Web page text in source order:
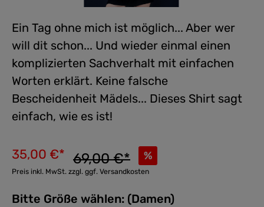
Ein Tag ohne mich ist möglich... Aber wer
will dit schon... Und wieder einmal einen
komplizierten Sachverhalt mit einfachen
Worten erklärt. Keine falsche
Bescheidenheit Mädels... Dieses Shirt sagt
einfach, wie es ist!
35,00 €* %
69,00 €*
Preis inkl. MwSt. zzgl. ggf. Versandkosten
Bitte Größe wählen: (Damen)